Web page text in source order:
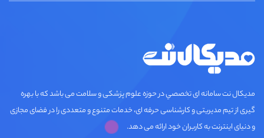
مديكال نت سامانه ای تخصصي در حوزه علوم پزشکی و سلامت می باشد که با بهره
گیری از تیم مدیریتی و کارشناسی حرفه ای، خدمات متنوع و متعددی را در فضای مجازی
و دنیای اینترنت به کاربران خود ارائه می دهد.